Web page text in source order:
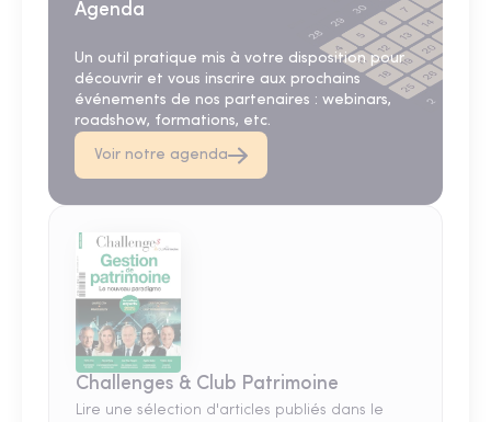
Agenda
Un outil pratique mis à votre disposition pour
découvrir et vous inscrire aux prochains
événements de nos partenaires : webinars,
roadshow, formations, etc.
Voir notre agenda
Challenges & Club Patrimoine
Lire une sélection d'articles publiés dans le